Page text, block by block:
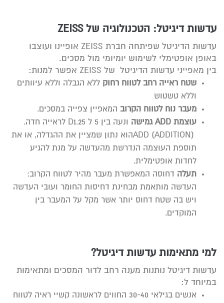
עדשות דיגיטל: הטכנולוגיה שלZEISS
עדשות הדיגיטל שפיתחה חברת ZEISS אופיינו ועוצבו
באופן אופטימלי לשימוש יומיומי מול מסכים.
בין מאפייני עדשות הדיגיטל של ZEISS אפשר למנות:
שטח ראייה רחב לטווח רחוק ללא הגבלה וללא עיוותים
וללא טשטוש
מעבר נוח לטווח הקרוב המאפיין צפייה במסכים.
עוצמת ADDגמישה
ונעה בין 5 ל D1.25 לראייה חדה.
(ADDITION) ADDהוא נתון שמציין את ההגדלה, או את
תוספת העוצמה הנדרשת מהעדשה על מנת להגיע
לחדות אופטימלית.
תעלה דחוסה המאפשרת מעבר מהיר לטווח הקרוב:
העדשה מותאמת מבחינת דחיסות החומר ועובי העדשה
ויש בה שטח דחוס יותר אשר מקל על המעבר בין
המוקדים.
למי מתאימות עדשות דיגיטל?
עדשות דיגיטל נותנות מענה רחב לדור המסכים ומתאימות
במיוחד ל:
אנשים בגילאי 30-40 החווים לראשונה קשיי ראיה לטווח